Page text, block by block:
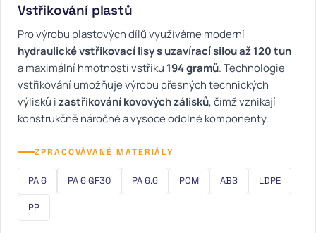
Vstřikování plastů
Pro výrobu plastových dílů využíváme moderní
hydraulické vstřikovací lisy s uzavírací silou až 120 tun
a maximální hmotností vstřiku 194 gramů. Technologie
vstřikování umožňuje výrobu přesných technických
výlisků izastřikování kovových zálisků, čímž vznikají
konstrukčně náročné a vysoce odolné komponenty.
ZPRACOVÁVANÉ MATERIÁLY
PA 6 PA 6 GF30 PA 6.6 POM ABS LDPE
PP